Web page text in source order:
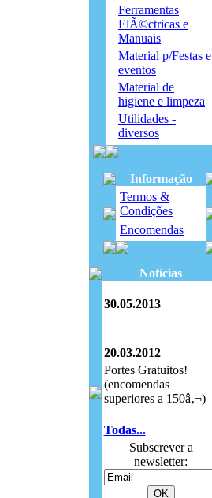
Ferramentas
ElÃ©ctricas e
Manuais
Material p/Festas e
eventos
Material de
higiene e limpeza
Utilidades -
diversos
Informação
Termos &
Condições
Encomendas
Notícias
30.05.2013
20.03.2012
Portes Gratuitos!
(encomendas
superiores a 150â‚¬)
Todas...
Subscrever a
newsletter: